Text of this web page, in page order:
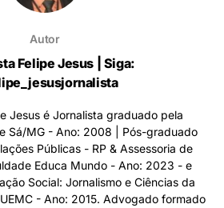
Autor
Felipe Jesus | Siga:
Jesus é Jornalista graduado pela
Sá/MG - Ano: 2008 | Pós-graduado
Públicas - RP & Assessoria de
Educa Mundo - Ano: 2023 - e
Social: Jornalismo e Ciências da
- Ano: 2015. Advogado formado